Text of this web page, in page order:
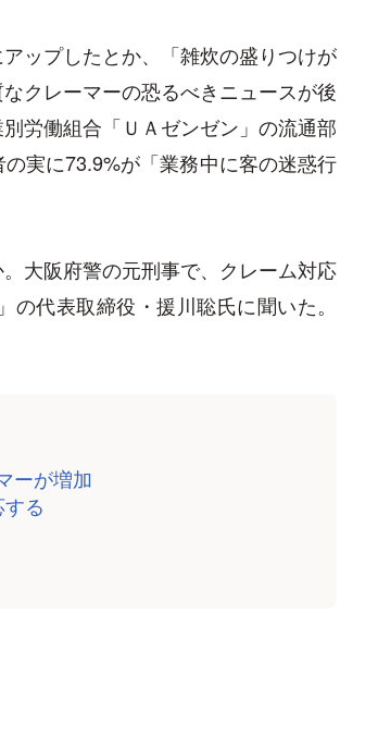
ップしたとか、「雑炊の盛りつけが
クレーマーの恐るべきニュースが後
労働組合「ＵＡゼンゼン」の流通部
実に73.9%が「業務中に客の迷惑行
大阪府警の元刑事で、クレーム対応
代表取締役・援川聡氏に聞いた。
ーが増加
る